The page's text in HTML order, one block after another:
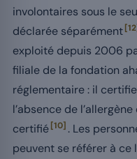
involontaires sous le
déclarée séparément[12]
exploité depuis 2006
filiale de la fondation
réglementaire : il
l’absence de
certifié[10] . Les
peuvent se référer à